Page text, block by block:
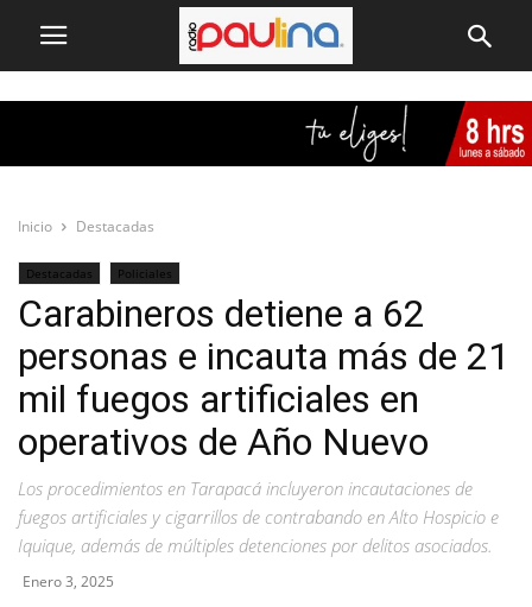
Inicio Destacadas
Destacadas Policiales
Carabineros detiene a 62
personas e incauta más de 21
mil fuegos artificiales en
operativos de Año Nuevo
Los procedimientos en Tarapacá incluyeron incautaciones de
fuegos artificiales y cigarrillos de contrabando en Alto Hospicio e
Iquique, además de múltiples detenciones por delitos asociados.
Enero 3, 2025